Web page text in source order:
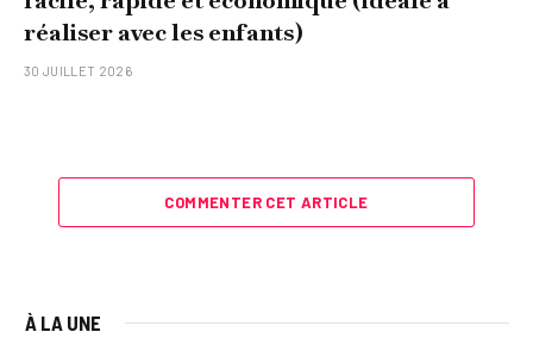
réaliser avec les enfants)
30 JUILLET 2026
COMMENTER CET ARTICLE
À LA UNE